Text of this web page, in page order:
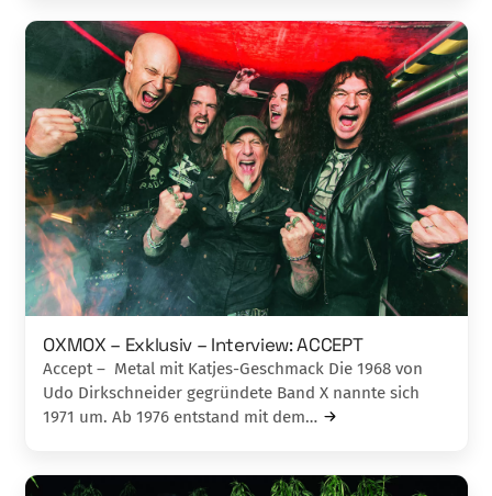
OXMOX – Exklusiv – Interview: ACCEPT
Accept – Metal mit Katjes-Geschmack Die 1968 von
Udo Dirkschneider gegründete Band X nannte sich
1971 um. Ab 1976 entstand mit dem…